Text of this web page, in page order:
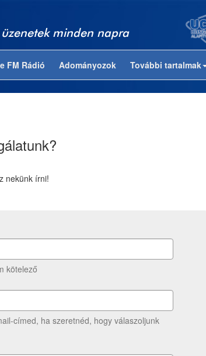
minden napra
FM Rádió Adományozok További tartalmak
nekünk írni!
kötelező
címed, ha szeretnéd, hogy válaszoljunk